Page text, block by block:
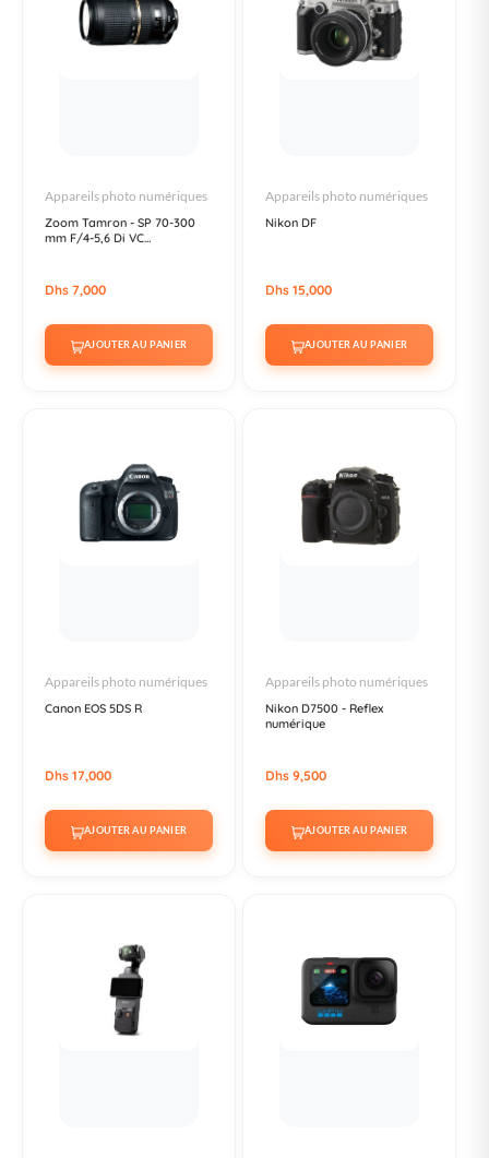
Appareils photo numériques
Zoom Tamron - SP 70-300
mm F/4-5,6 Di VC...
Dhs 7,000
AJOUTER AU PANIER
Appareils photo numériques
Nikon DF
Dhs 15,000
AJOUTER AU PANIER
Appareils photo numériques
Canon EOS 5DS R
Dhs 17,000
AJOUTER AU PANIER
Appareils photo numériques
Nikon D7500 - Reflex
numérique
Dhs 9,500
AJOUTER AU PANIER